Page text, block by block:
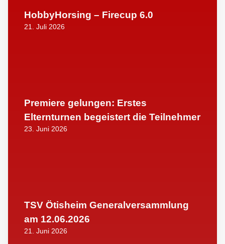
HobbyHorsing – Firecup 6.0
21. Juli 2026
Premiere gelungen: Erstes
Elternturnen begeistert die Teilnehmer
23. Juni 2026
TSV Ötisheim Generalversammlung
am 12.06.2026
21. Juni 2026